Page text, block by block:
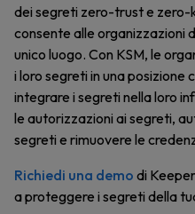
dei segreti zero-trust e zero-
consente alle organizzazioni
unico luogo. Con KSM, le
i loro segreti in una posizione
integrare i segreti nella loro
le autorizzazioni ai segreti,
segreti e rimuovere le
Richiedi una demo di
a proteggere i segreti della